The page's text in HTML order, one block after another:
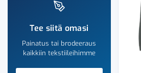
Tee siitä omasi
Painatus tai brodeeraus
kaikkiin tekstiileihimme